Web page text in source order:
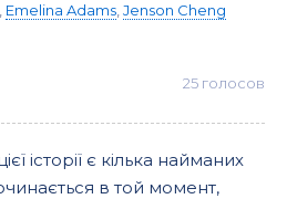
Emelina Adams Jenson Cheng
25 голосов
історії є кілька найманих
в той момент,